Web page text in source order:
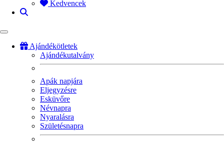
Kedvencek
Ajándékötletek
Ajándékutalvány
Apák napjára
Eljegyzésre
Esküvőre
Névnapra
Nyaralásra
Születésnapra